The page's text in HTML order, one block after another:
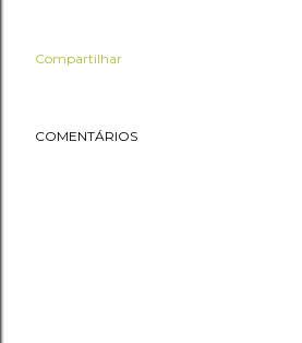
Compartilhar
COMENTÁRIOS